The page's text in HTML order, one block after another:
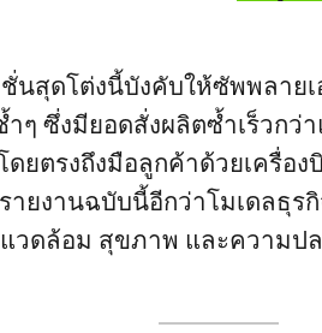
นสุดโต่งนี้บังคับให้ซัพพลายเ
ๆ ซึ่งมียอดสั่งผลิตซ้ำเร็วกว่า
ยตรงถึงมือลูกค้าด้วยเครื่อ
ายงานฉบับนี้อีกว่าโมเดลธุร
แวดล้อม สุขภาพ และความป